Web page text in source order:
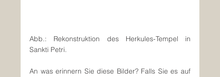
Abb.: Rekonstruktion des Herkules-Tempel in
Sankti Petri.
An was erinnern Sie diese Bilder? Falls Sie es auf